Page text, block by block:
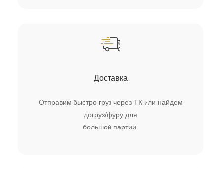
Доставка
Отправим быстро груз через ТК или найдем
догруз/фуру для
большой партии.